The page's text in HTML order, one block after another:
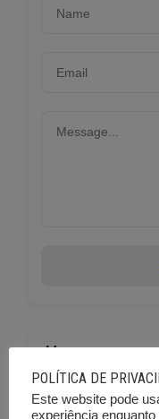
Mapa
POLÍTICA DE
Este website pode
experiência